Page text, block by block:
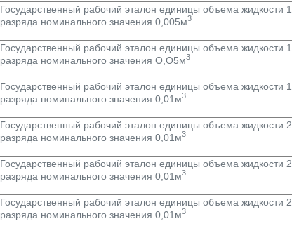
Государственный рабочий эталон единицы объема жидкости 1
разряда номинального значения 0,005м3
Государственный рабочий эталон единицы объема жидкости 1
разряда номинального значения О,О5м3
Государственный рабочий эталон единицы объема жидкости 1
разряда номинального значения 0,01м3
Государственный рабочий эталон единицы объема жидкости 2
разряда номинального значения 0,01м3
Государственный рабочий эталон единицы объема жидкости 2
разряда номинального значения 0,01м3
Государственный рабочий эталон единицы объема жидкости 2
разряда номинального значения 0,01м3